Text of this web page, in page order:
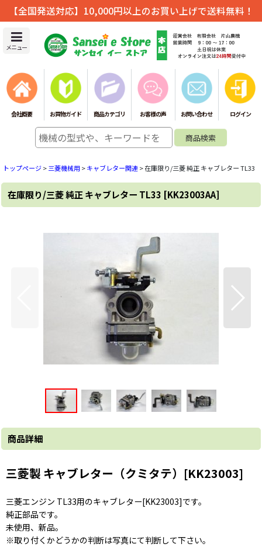
【全国発送対応】10,000円以上のお買い上げで送料無料！
メニュー
会社概要 お買物ガイド 商品カテゴリ お客様の声 お問い合わせ ログイン
トップページ>三菱機械用 >キャブレター関連>在庫限り/三菱 純正 キャブレター TL33
在庫限り/三菱 純正 キャブレター TL33 [KK23003AA]
商品詳細
三菱製 キャブレター（クミタテ）[KK23003]
三菱エンジン TL33用のキャブレター[KK23003]です。
純正部品です。
未使用、新品。
※取り付くかどうかの判断は写真にて判断して下さい。